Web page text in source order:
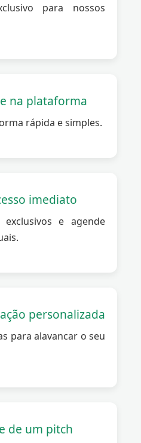
para nossos
na plataforma
rápida e simples.
imediato
exclusivos e agende
personalizada
para alavancar o seu
de um pitch